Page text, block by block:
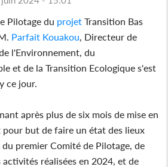
Pilotage du projet Transition Bas
Parfait Kouakou , Directeur de
l'Environnement, du
et de la Transition Ecologique s'est
ce jour.
après plus de six mois de mise en
pour but de faire un état des lieux
premier Comité de Pilotage, de
réalisées en 2024, et de